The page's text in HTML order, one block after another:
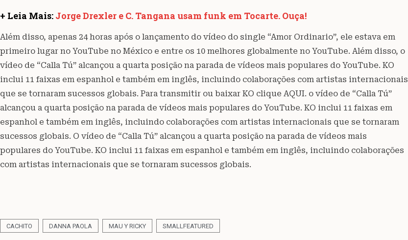
+ Leia Mais: Jorge Drexler e C. Tangana usam funk em Tocarte. Ouça!
Além disso, apenas 24 horas após o lançamento do vídeo do single “Amor Ordinario”, ele estava em
primeiro lugar no YouTube no México e entre os 10 melhores globalmente no YouTube. Além disso, o
vídeo de “Calla Tú” alcançou a quarta posição na parada de vídeos mais populares do YouTube. KO
inclui 11 faixas em espanhol e também em inglês, incluindo colaborações com artistas internacionais
que se tornaram sucessos globais. Para transmitir ou baixar KO clique AQUI. o vídeo de “Calla Tú”
alcançou a quarta posição na parada de vídeos mais populares do YouTube. KO inclui 11 faixas em
espanhol e também em inglês, incluindo colaborações com artistas internacionais que se tornaram
sucessos globais. O vídeo de “Calla Tú” alcançou a quarta posição na parada de vídeos mais
populares do YouTube. KO inclui 11 faixas em espanhol e também em inglês, incluindo colaborações
com artistas internacionais que se tornaram sucessos globais.
CACHITO DANNA PAOLA MAU Y RICKY SMALLFEATURED